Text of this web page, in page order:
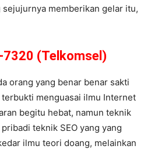
memberikan gelar itu,
7320 (Telkomsel)
orang yang benar benar sakti
menguasai ilmu Internet
begitu hebat, namun teknik
teknik SEO yang yang
ilmu teori doang, melainkan